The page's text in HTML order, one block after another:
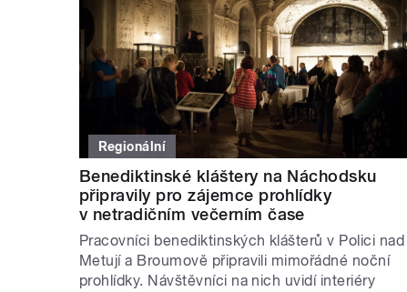
Regionální
Benediktinské kláštery na Náchodsku
připravily pro zájemce prohlídky
v netradičním večerním čase
Pracovníci benediktinských klášterů v Polici nad
Metují a Broumově připravili mimořádné noční
prohlídky. Návštěvníci na nich uvidí interiéry